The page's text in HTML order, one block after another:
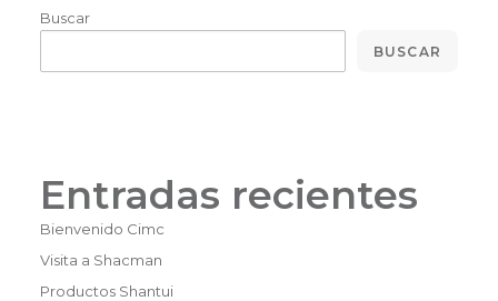
Buscar
BUSCAR
Entradas recientes
Bienvenido Cimc
Visita a Shacman
Productos Shantui